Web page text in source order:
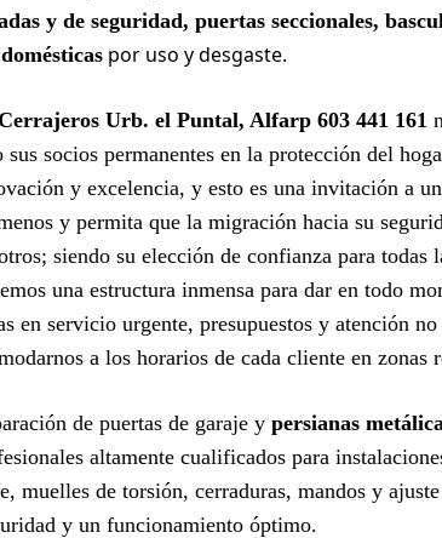
y de seguridad, puertas seccionales,
por uso y desgaste.
Urb. el Puntal, Alfarp 603 441 161
sus socios permanentes en la protección del
y excelencia, y esto es una invitación a
y permita que la migración hacia su
siendo su elección de confianza para todas
una estructura inmensa para dar en todo
en servicio urgente, presupuestos y atención
a los horarios de cada cliente en zonas
de puertas de garaje y persianas
altamente cualificados para
muelles de torsión, cerraduras, mandos y
y un funcionamiento óptimo.